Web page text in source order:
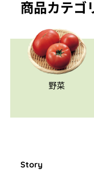
商品カテゴ
野菜
Story